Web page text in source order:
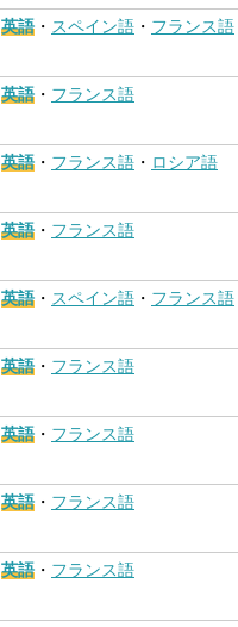
英語 ・ スペイン語 ・ フランス語
英語 ・ フランス語
英語 ・ フランス語 ・ ロシア語
英語 ・ フランス語
英語 ・ スペイン語 ・ フランス語
英語 ・ フランス語
英語 ・ フランス語
英語 ・ フランス語
英語 ・ フランス語